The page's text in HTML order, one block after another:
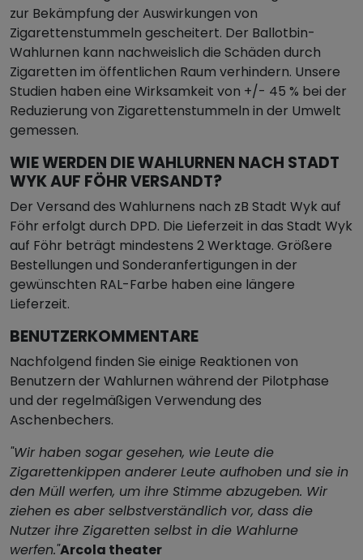
zur Bekämpfung der Auswirkungen von
Zigarettenstummeln gescheitert. Der Ballotbin-
Wahlurnen kann nachweislich die Schäden durch
Zigaretten im öffentlichen Raum verhindern. Unsere
Studien haben eine Wirksamkeit von +/- 45 % bei der
Reduzierung von Zigarettenstummeln in der Umwelt
gemessen.
WIE WERDEN DIE WAHLURNEN NACH STADT
WYK AUF FÖHR VERSANDT?
Der Versand des Wahlurnens nach zB Stadt Wyk auf
Föhr erfolgt durch DPD. Die Lieferzeit in das Stadt Wyk
auf Föhr beträgt mindestens 2 Werktage. Größere
Bestellungen und Sonderanfertigungen in der
gewünschten RAL-Farbe haben eine längere
Lieferzeit.
BENUTZERKOMMENTARE
Nachfolgend finden Sie einige Reaktionen von
Benutzern der Wahlurnen während der Pilotphase
und der regelmäßigen Verwendung des
Aschenbechers.
"Wir haben sogar gesehen, wie Leute die
Zigarettenkippen anderer Leute aufhoben und sie in
den Müll werfen, um ihre Stimme abzugeben. Wir
ziehen es aber selbstverständlich vor, dass die
Nutzer ihre Zigaretten selbst in die Wahlurne
werfen."Arcola theater